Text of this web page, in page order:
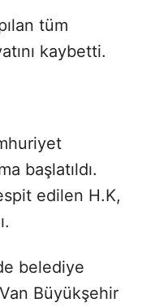
tüm
kaybetti.
başlatıldı.
edilen H.K,
belediye
Büyükşehir